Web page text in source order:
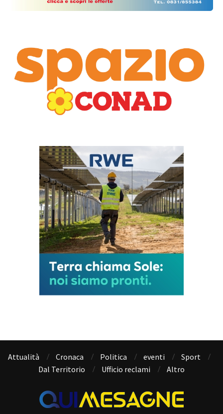
Attualità Cronaca Politica eventi
Sport
Dal Territorio
Ufficio reclami Altro